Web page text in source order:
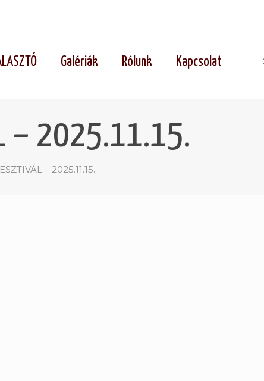
Galériák Rólunk Kapcsolat
– 2025.11.15.
– 2025.11.15.